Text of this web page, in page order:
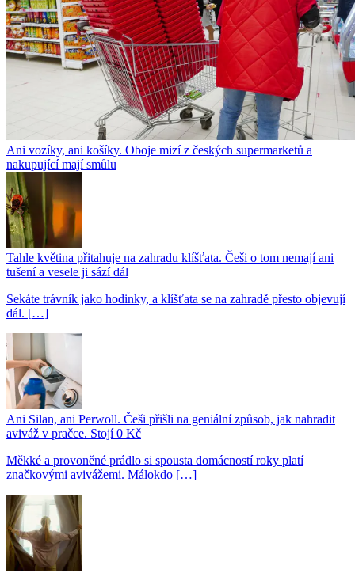
Ani vozíky, ani košíky. Oboje mizí z českých supermarketů a
nakupující mají smůlu
Tahle květina přitahuje na zahradu klíšťata. Češi o tom nemají ani
tušení a vesele ji sází dál
Sekáte trávník jako hodinky, a klíšťata se na zahradě přesto objevují
dál. […]
Ani Silan, ani Perwoll. Češi přišli na geniální způsob, jak nahradit
aviváž v pračce. Stojí 0 Kč
Měkké a provoněné prádlo si spousta domácností roky platí
značkovými avivážemi. Málokdo […]